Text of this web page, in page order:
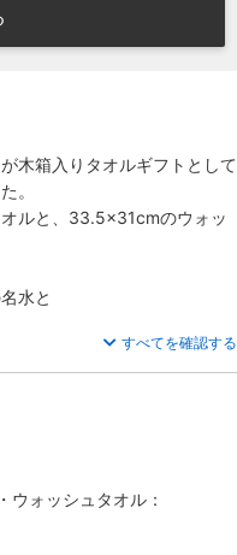
木箱入りタオルギフトとして
。
ルと、33.5×31cmのウォッ
水と
すべてを確認する
ォッシュタオル：